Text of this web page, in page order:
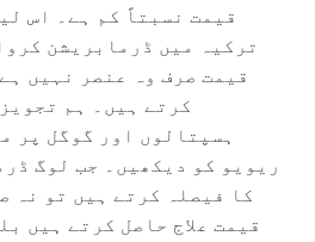
قیمت نسبتاً کم ہے۔ اس
ترکیہ میں ڈرمابریشن
قیمت صرف وہ عنصر نہیں
کرتے ہیں۔ ہم
ہسپتالوں اور گوگل پر
ریویو کو دیکھیں۔ جب لوگ
کا فیصلہ کرتے ہیں تو نہ
قیمت علاج حاصل کرتے ہیں